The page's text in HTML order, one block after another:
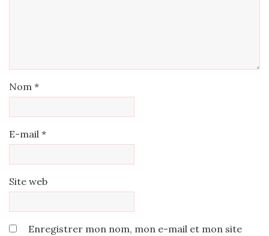
Nom *
E-mail *
Site web
Enregistrer mon nom, mon e-mail et mon site